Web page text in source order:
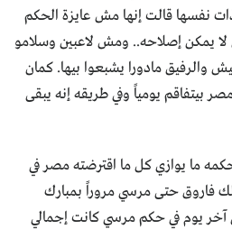
نفسها قالت إنها مش عايزة الحكم
يمكن إصلاحه.. ومش لاعبين وسلامو
والرفيق مادورا يشبعوا بيها. كمان
بيتفاقم يومياً وفي طريقه إنه يبقى
ما يوازي كل ما اقترضته مصر في
فاروق حتى مرسي مروراً بمبارك
آخر يوم في حكم مرسي كانت إجمالي